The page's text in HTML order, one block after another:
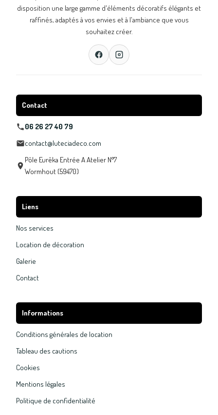
disposition une large gamme d'éléments décoratifs élégants et
raffinés, adaptés à vos envies et à l'ambiance que vous
souhaitez créer.
Contact
06 26 27 40 79
contact@luteciadeco.com
Pôle Eurêka Entrée A Atelier N°7
Wormhout (59470)
Liens
Nos services
Location de décoration
Galerie
Contact
Informations
Conditions générales de location
Tableau des cautions
Cookies
Mentions légales
Politique de confidentialité